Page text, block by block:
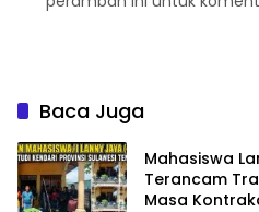
Baca Juga
Mahasiswa
Terancam
Masa